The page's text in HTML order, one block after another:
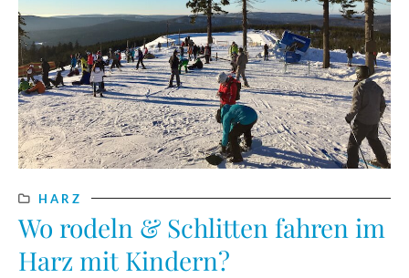
HARZ
Wo rodeln & Schlitten fahren im
Harz mit Kindern?